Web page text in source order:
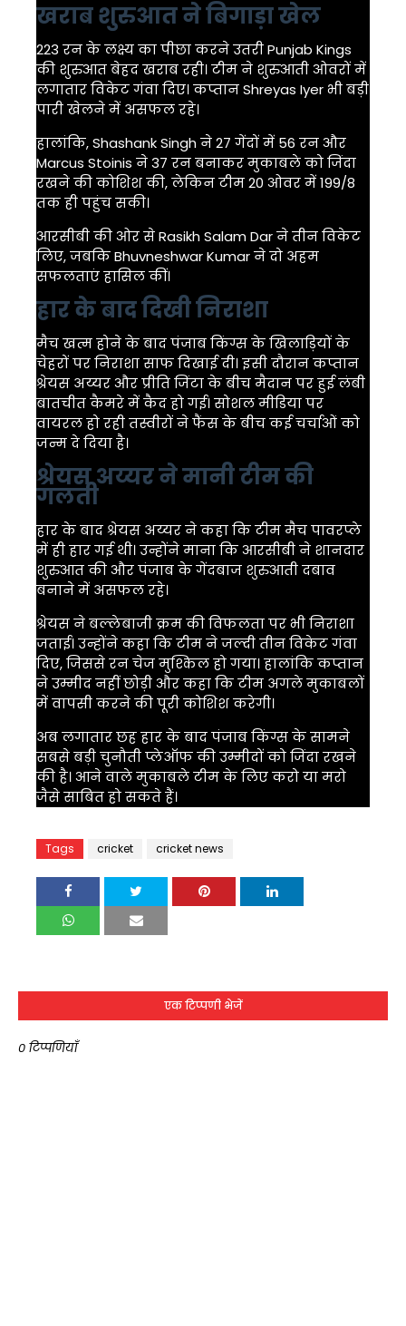
खराब शुरुआत ने बिगाड़ा खेल
223 रन के लक्ष्य का पीछा करने उतरीPunjab Kings
की शुरुआत बेहद खराब रही। टीम ने शुरुआती ओवरों में
लगातार विकेट गंवा दिए। कप्तानShreyas Iyerभी बड़ी
पारी खेलने में असफल रहे।
हालांकि,Shashank Singhने 27 गेंदों में 56 रन और
Marcus Stoinis ने 37 रन बनाकर मुकाबले को जिंदा
रखने की कोशिश की, लेकिन टीम 20 ओवर में 199/8
तक ही पहुंच सकी।
आरसीबी की ओर सेRasikh Salam Darने तीन विकेट
लिए, जबकिBhuvneshwar Kumarने दो अहम
सफलताएं हासिल कीं।
हार के बाद दिखी निराशा
मैच खत्म होने के बाद पंजाब किंग्स के खिलाड़ियों के
चेहरों पर निराशा साफ दिखाई दी। इसी दौरान कप्तान
श्रेयस अय्यर और प्रीति जिंटा के बीच मैदान पर हुई लंबी
बातचीत कैमरे में कैद हो गई। सोशल मीडिया पर
वायरल हो रही तस्वीरों ने फैंस के बीच कई चर्चाओं को
जन्म दे दिया है।
श्रेयस अय्यर ने मानी टीम की
गलती
हार के बाद श्रेयस अय्यर ने कहा कि टीम मैच पावरप्ले
में ही हार गई थी। उन्होंने माना कि आरसीबी ने शानदार
शुरुआत की और पंजाब के गेंदबाज शुरुआती दबाव
बनाने में असफल रहे।
श्रेयस ने बल्लेबाजी क्रम की विफलता पर भी निराशा
जताई। उन्होंने कहा कि टीम ने जल्दी तीन विकेट गंवा
दिए, जिससे रन चेज मुश्किल हो गया। हालांकि कप्तान
ने उम्मीद नहीं छोड़ी और कहा कि टीम अगले मुकाबलों
में वापसी करने की पूरी कोशिश करेगी।
अब लगातार छह हार के बाद पंजाब किंग्स के सामने
सबसे बड़ी चुनौती प्लेऑफ की उम्मीदों को जिंदा रखने
की है। आने वाले मुकाबले टीम के लिए करो या मरो
जैसे साबित हो सकते हैं।
Tags cricket cricket news
एक टिप्पणी भेजें
0 टिप्पणियाँ